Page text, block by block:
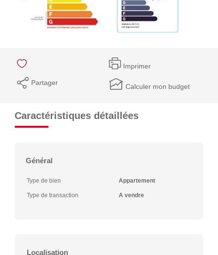
Imprimer
Partager Calculer mon budget
Caractéristiques détaillées
Général
Type de bien Appartement
Type de transaction A vendre
Localisation